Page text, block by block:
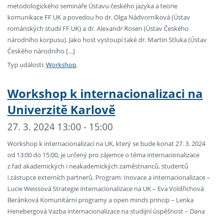
metodologického semináře Ústavu českého jazyka a teorie
komunikace FF UK a povedou ho dr. Olga Nádvorníková (Ústav
románských studií FF UK) a dr. Alexandr Rosen (Ústav Českého
národního korpusu). Jako host vystoupí také dr. Martin Stluka (Ústav
Českého národního […]
Typ události:Workshop.
Workshop k internacionalizaci na
Univerzitě Karlově
27. 3. 2024 13:00 - 15:00
Workshop k internacionalizaci na UK, který se bude konat 27. 3. 2024
od 13:00 do 15:00, je určený pro zájemce o téma internacionalizace
z řad akademických i neakademických zaměstnanců, studentů
i zástupce externích partnerů. Program: Inovace a internacionalizace –
Lucie Weissová Strategie internacionalizace na UK – Eva Voldřichová
Beránková Komunitární programy a open minds princip – Lenka
Henebergová Vazba internacionalizace na studijní úspěšnost – Dana